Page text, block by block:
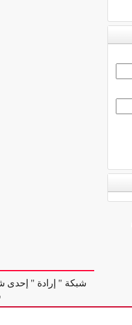
شبكة " إرادة " إحدى